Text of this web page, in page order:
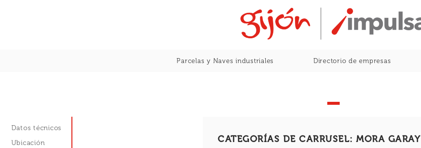
Home
Parcelas y Naves industriales Directorio de empresas
CATEGORÍAS DE CARRUSEL:MORA GARAY
Datos técnicos
Ubicación